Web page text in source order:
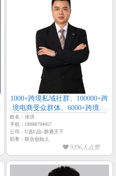
1000+跨境私域社群、100000+跨
境电商受众群体、6000+跨境电
商源头工厂会员、囊括全深圳跨
境电商行业资源【群通天下-创
始人-张洪】
姓名：张洪
手机：18988794457
公司：U选U品~群通天下
职务：联合创始人
9396人点赞